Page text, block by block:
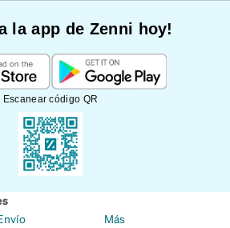
la app de Zenni hoy!
Escanear código QR
Más